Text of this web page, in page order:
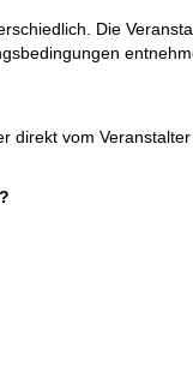
Die
direkt vom